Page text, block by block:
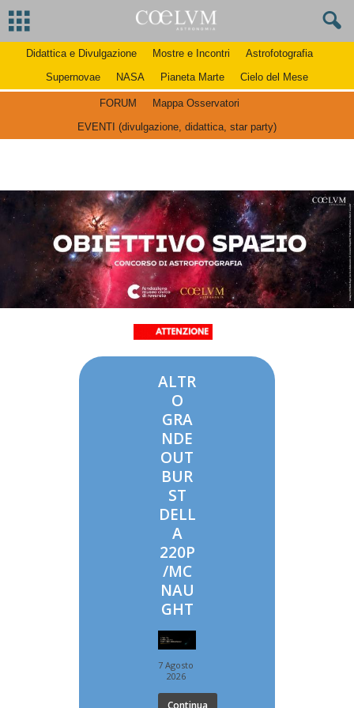
Didattica e Divulgazione Mostre e Incontri
Astrofotografia
Supernovae
NASA Pianeta Marte Cielo del Mese
FORUM
Mappa Osservatori
EVENTI (divulgazione, didattica, star party)
ALTR
O
GRA
NDE
OUT
BUR
ST
DELL
A
220P
/MC
NAU
GHT
7 Agosto
2026
Continua